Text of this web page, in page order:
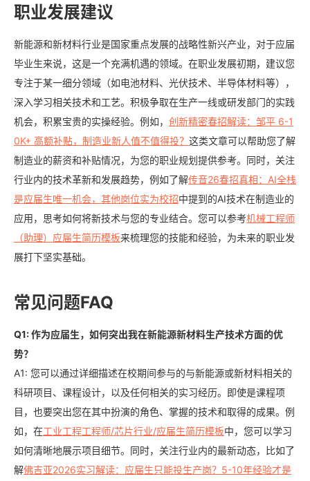
职业发展建议
新能源和新材料行业是国家重点发展的战略性新兴产业，对于应届
毕业生来说，这是一个充满机遇的领域。在职业发展初期，建议您
专注于某一细分领域（如电池材料、光伏技术、半导体材料等），
深入学习相关技术和工艺。积极争取在生产一线或研发部门的实践
机会，积累宝贵的实操经验。例如， 创新精密春招解读：邹平 6-1
0K+ 高额补贴，制造业新人值不值得投？ 这类文章可以帮助您了解
制造业的薪资和补贴情况，为您的职业规划提供参考。同时，关注
行业内的技术革新和发展趋势，例如了解传音26春招真相：AI全栈
是应届生唯一机会，其他岗位实为校招中提到的AI技术在制造业的
应用，思考如何将新技术与您的专业结合。您可以参考机械工程师
（助理）应届生简历模板来梳理您的技能和经验，为未来的职业发
展打下坚实基础。
常见问题FAQ
Q1: 作为应届生，如何突出我在新能源新材料生产技术方面的优
势？
A1: 您可以通过详细描述在校期间参与的与新能源或新材料相关的
科研项目、课程设计，以及任何相关的实习经历。即使是课程项
目，也要突出您在其中扮演的角色、掌握的技术和取得的成果。例
如，在工业工程工程师/芯片行业/应届生简历模板中，您可以学习
如何清晰地展示项目细节。同时，关注行业内的最新动态，比如了
解佛吉亚2026实习解读：应届生只能投生产岗？5-10年经验才是